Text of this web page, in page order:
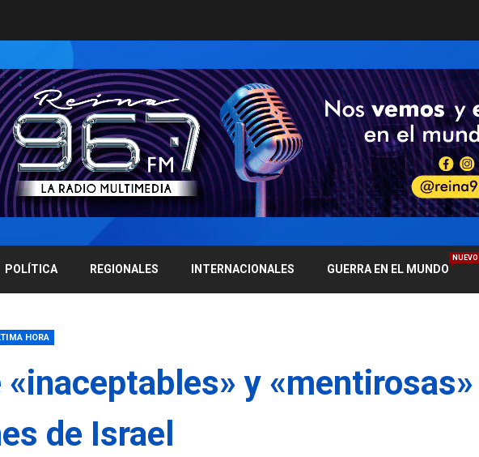
POLÍTICA REGIONALES INTERNACIONALES GUERRA EN EL MUNDO
NUEVO
HORA
y «mentirosas»
de Israel